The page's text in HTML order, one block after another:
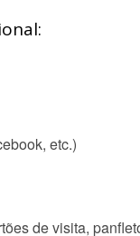
etc.)
de visita,